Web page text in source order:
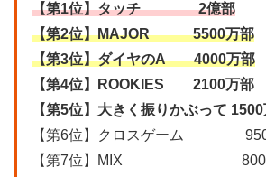
【第1位】タッチ 2億部
【第2位】MAJOR 5500万部
【第3位】ダイヤのA 4000万部
【第4位】ROOKIES 2100万部
【第5位】大きく振りかぶって
【第6位】クロスゲーム 950
【第7位】MIX 800